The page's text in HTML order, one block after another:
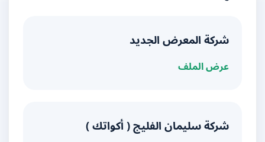
شركة المعرض الجديد
عرض الملف
شركة سليمان الفليج ( أكواتك )